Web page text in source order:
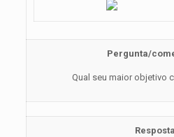
Pergunta/
Qual seu maior objetivo